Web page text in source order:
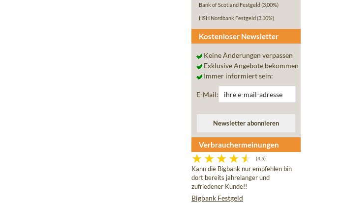
Bank of Scotland Festgeld (3,00%)
HSH Nordbank Festgeld (3,10%)
Kostenloser Newsletter
Keine Änderungen verpassen
Exklusive Angebote bekommen
Immer informiert sein:
E-Mail:
Verbrauchermeinungen
(4,5)
Kann die Bigbank nur empfehlen bin
dort bereits jahrelanger und
zufriedener Kunde!!
Bigbank Festgeld